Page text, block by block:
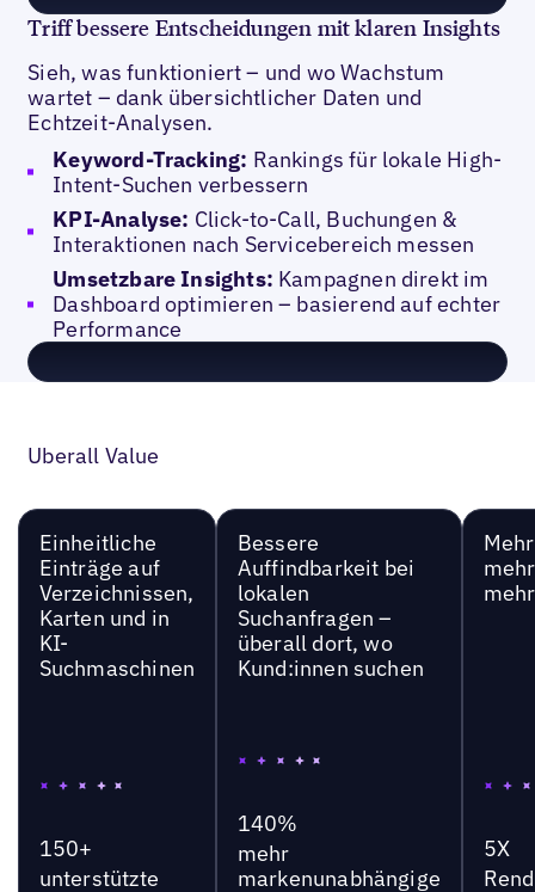
Triff bessere Entscheidungen mit klaren Insights
Sieh, was funktioniert – und wo Wachstum
wartet – dank übersichtlicher Daten und
Echtzeit-Analysen.
Keyword-Tracking: Rankings für lokale High-
Intent-Suchen verbessern
KPI-Analyse: Click-to-Call, Buchungen &
Interaktionen nach Servicebereich messen
Umsetzbare Insights: Kampagnen direkt im
Dashboard optimieren – basierend auf echter
Performance
Uberall Value
Einheitliche
Einträge auf
Verzeichnissen,
Karten und in
KI-
Suchmaschinen
150+
unterstützte
Bessere
Auffindbarkeit bei
lokalen
Suchanfragen –
überall dort, wo
Kund:innen suchen
140%
mehr
markenunabhängige
5X